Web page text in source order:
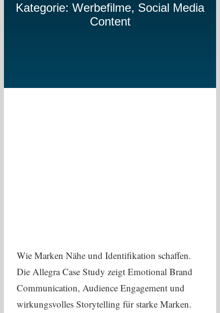
Kategorie: Werbefilme, Social Media
Content
Wie Marken Nähe und Identifikation schaffen.
Die Allegra Case Study zeigt Emotional Brand
Communication, Audience Engagement und
wirkungsvolles Storytelling für starke Marken.